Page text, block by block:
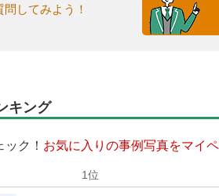
してみよう！
キング
ク！ お気に入りの事例写真をマイ